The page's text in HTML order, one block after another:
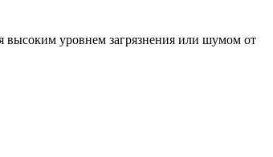
высоким уровнем загрязнения или шумом от